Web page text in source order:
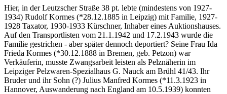
Hier, in der Leutzscher Straße 38 pt. lebte (mindestens von 1927-
1934) Rudolf Kormes (*28.12.1885 in Leipzig) mit Familie, 1927-
1928 Taxator, 1930-1933 Kürschner, Inhaber eines Auktionshauses.
Auf den Transportlisten vom 21.1.1942 und 17.2.1943 wurde die
Familie gestrichen - aber später dennoch deportiert? Seine Frau Ida
Frieda Kormes (*30.12.1888 in Bremen, geb. Petzon) war
Verkäuferin, musste Zwangsarbeit leisten als Pelznäherin im
Leipziger Pelzwaren-Spezialhaus G. Nauck am Brühl 41/43. Ihr
Bruder und ihr Sohn (?) Julius Manfred Kormes (*11.3.1923 in
Hannover, Auswanderung nach England am 10.5.1939) konnten